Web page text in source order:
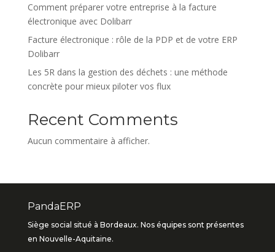
Comment préparer votre entreprise à la facture
électronique avec Dolibarr
Facture électronique : rôle de la PDP et de votre ERP
Dolibarr
Les 5R dans la gestion des déchets : une méthode
concrète pour mieux piloter vos flux
Recent Comments
Aucun commentaire à afficher.
PandaERP
Siège social situé à Bordeaux. Nos équipes sont présentes
en Nouvelle-Aquitaine.